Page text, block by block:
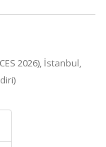
2026), İstanbul,